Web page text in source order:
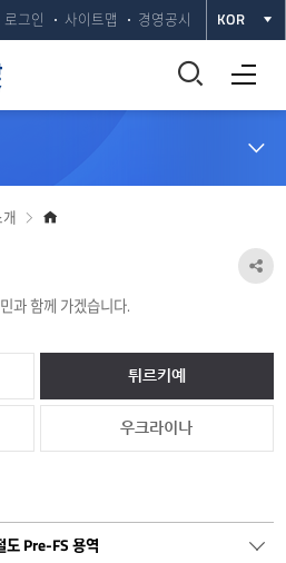
로그인 사이트맵 경영공시 KOR
통
합
기
전체메뉴 열기
홈
과 함께 가겠습니다.
공
기
튀르키예
우크라이나
도 Pre-FS 용역